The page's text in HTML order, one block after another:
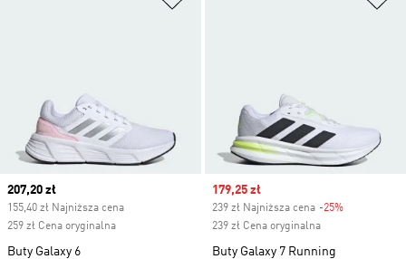
Current price
207,20 zł
155,40 zł Najniższa cena
259 zł Cena oryginalna
Buty Galaxy 6
Sale price
179,25 zł
239 zł Najniższa cena -25%
239 zł Cena oryginalna
Buty Galaxy 7 Running